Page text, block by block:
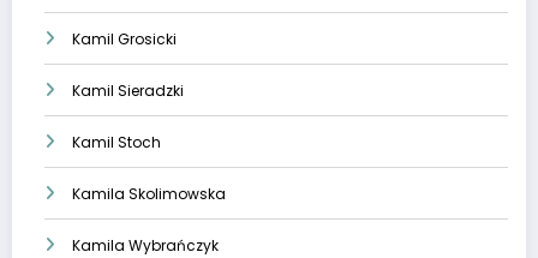
Kamil Grosicki
Kamil Sieradzki
Kamil Stoch
Kamila Skolimowska
Kamila Wybrańczyk